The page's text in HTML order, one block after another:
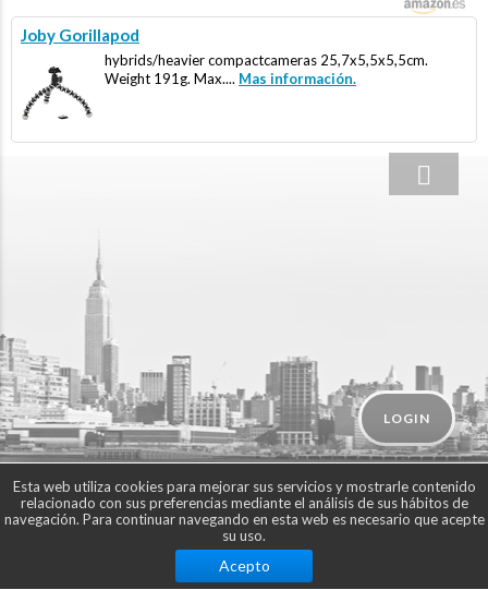
Joby Gorillapod
hybrids/heavier compactcameras 25,7x5,5x5,5cm.
Weight 191g. Max.... Mas información.
LOGIN
Esta web utiliza cookies para mejorar sus servicios y mostrarle contenido
relacionado con sus preferencias mediante el análisis de sus hábitos de
navegación. Para continuar navegando en esta web es necesario que acepte
su uso.
Acepto